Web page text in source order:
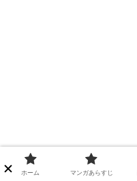
ホーム マンガあらすじ